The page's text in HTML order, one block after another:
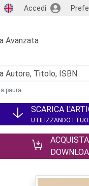
Accedi
Avanzata
paura
SCARICA
UTILIZZANDO I